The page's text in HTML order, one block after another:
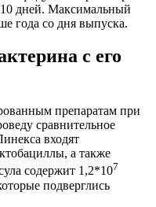
дней. Максимальный
года со дня выпуска.
с его
препаратам при
сравнительное
входят
а также
содержит 1,2*107
подверглись